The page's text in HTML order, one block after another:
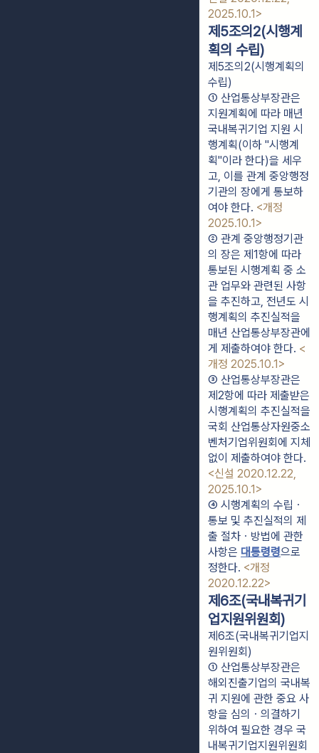
2025.10.1>
제5조의2(시행계
획의 수립)
제5조의2(시행계획의
수립)
① 산업통상부장관은
지원계획에 따라 매년
국내복귀기업 지원 시
행계획(이하 "시행계
획"이라 한다)을 세우
고, 이를 관계 중앙행정
기관의 장에게 통보하
여야 한다. <개정
2025.10.1>
② 관계 중앙행정기관
의 장은 제1항에 따라
통보된 시행계획 중 소
관 업무와 관련된 사항
을 추진하고, 전년도 시
행계획의 추진실적을
매년 산업통상부장관에
게 제출하여야 한다. <
개정 2025.10.1>
③ 산업통상부장관은
제2항에 따라 제출받은
시행계획의 추진실적을
국회 산업통상자원중소
벤처기업위원회에 지체
<신설 2020.12.22,
2025.10.1>
④ 시행계획의 수립ㆍ
통보 및 추진실적의 제
출 절차ㆍ방법에 관한
사항은 대통령령으로
정한다. <개정
2020.12.22>
제6조(국내복귀기
업지원위원회)
제6조(국내복귀기업지
원위원회)
① 산업통상부장관은
해외진출기업의 국내복
귀 지원에 관한 중요 사
항을 심의ㆍ의결하기
위하여 필요한 경우 국
내복귀기업지원위원회